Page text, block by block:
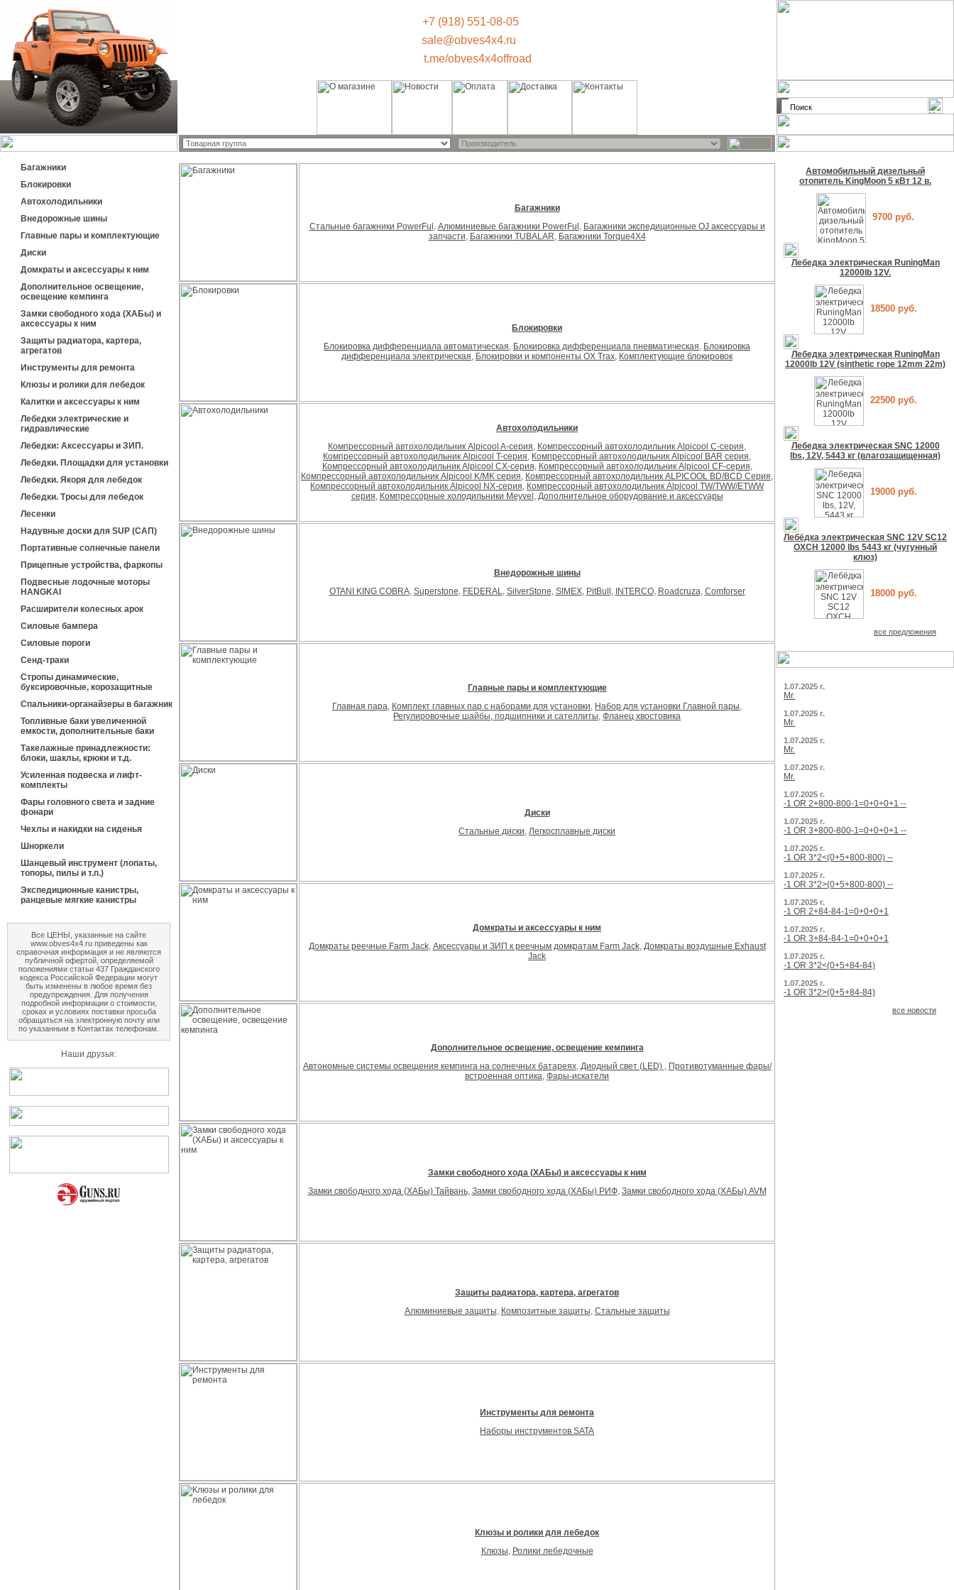
+7 (918) 551-08-05
sale@obves4x4.ru
t.me/obves4x4offroad
Багажники
Блокировки
Автохолодильники
Внедорожные шины
Главные пары и комплектующие
Диски
Домкраты и аксессуары к ним
Дополнительное освещение,
освещение кемпинга
Замки свободного хода (ХАБы) и
аксессуары к ним
Защиты радиатора, картера,
агрегатов
Инструменты для ремонта
Клюзы и ролики для лебедок
Калитки и аксессуары к ним
Лебедки электрические и
гидравлические
Лебедки: Аксессуары и ЗИП.
Лебедки. Площадки для установки
Лебедки. Якоря для лебедок
Лебедки. Тросы для лебедок
Лесенки
Надувные доски для SUP (САП)
Портативные солнечные панели
Прицепные устройства, фаркопы
Подвесные лодочные моторы
HANGKAI
Расширители колесных арок
Силовые бампера
Силовые пороги
Сенд-траки
Стропы динамические,
буксировочные, корозащитные
Спальники-органайзеры в багажник
Топливные баки увеличенной
емкости, дополнительные баки
Такелажные принадлежности:
блоки, шаклы, крюки и т.д.
Усиленная подвеска и лифт-
комплекты
Фары головного света и задние
фонари
Чехлы и накидки на сиденья
Шноркели
Шанцевый инструмент (лопаты,
топоры, пилы и т.п.)
Экспедиционные канистры,
ранцевые мягкие канистры
Все ЦЕНЫ, указанные на сайте
www.obves4x4.ru приведены как
справочная информация и не являются
публичной офертой, определяемой
положениями статьи 437 Гражданского
кодекса Российской Федерации могут
быть изменены в любое время без
предупреждения. Для получения
подробной информации о стоимости,
сроках и условиях поставки просьба
обращаться на электронную почту или
по указанным в Контактах телефонам.
Наши друзья:
Багажники
Стальные багажники PowerFul , Алюминиевые багажники PowerFul , Багажники экспедиционные OJ аксессуары и
запчасти, Багажники TUBALAR, Багажники Torque4X4
Блокировки
Блокировка дифференциала автоматическая, Блокировка дифференциала пневматическая, Блокировка
дифференциала электрическая, Блокировки и компоненты OX Trax, Комплектующие блокировок
Автохолодильники
Компрессорный автохолодильник Alpicool A-серия, Компрессорный автохолодильник Alpicool С-серия,
Компрессорный автохолодильник Alpicool T-серия, Компрессорный автохолодильник Alpicool BAR серия,
Компрессорный автохолодильник Alpicool CX-серия, Компрессорный автохолодильник Alpicool CF-серия,
Компрессорный автохолодильник Alpicool K/MK серия, Компрессорный автохолодильник ALPICOOL BD/BCD Серия,
Компрессорный автохолодильник Alpicool NX-серия, Компрессорный автохолодильник Alpicool TW/TWW/ETWW
серия, Компрессорные холодильники Meyvel , Дополнительное оборудование и аксессуары
Внедорожные шины
OTANI KING COBRA, Superstone, FEDERAL, SilverStone, SIMEX, PitBull , INTERCO, Roadcruza, Comforser
Главные пары и комплектующие
Главная пара, Комплект главных пар c наборами для установки, Набор для установки Главной пары,
Регулировочные шайбы, подшипники и сателлиты, Фланец хвостовика
Диски
Стальные диски, Легкосплавные диски
Домкраты и аксессуары к ним
Домкраты реечные Farm Jack, Аксессуары и ЗИП к реечным домкратам Farm Jack, Домкраты воздушные Exhaust
Jack
Дополнительное освещение, освещение кемпинга
Автономные системы освещения кемпинга на солнечных батареях, Диодный свет (LED) , Противотуманные фары/
встроенная оптика, Фары-искатели
Замки свободного хода (ХАБы) и аксессуары к ним
Замки свободного хода (ХАБы) Тайвань, Замки свободного хода (ХАБы) РИФ, Замки свободного хода (ХАБы) AVM
Защиты радиатора, картера, агрегатов
Алюминиевые защиты, Композитные защиты, Стальные защиты
Инструменты для ремонта
Наборы инструментов SATA
Клюзы и ролики для лебедок
Клюзы, Ролики лебедочные
Автомобильный дизельный
отопитель KingMoon 5 кВт 12 в.
9700 руб.
Лебедка электрическая RuningMan
12000lb 12V.
18500 руб.
Лебедка электрическая RuningMan
12000lb 12V (sinthetic rope 12mm 22m)
22500 руб.
Лебедка электрическая SNC 12000
lbs, 12V, 5443 кг (влагозащищенная)
19000 руб.
Лебёдка электрическая SNC 12V SC12
OXCH 12000 lbs 5443 кг (чугунный
клюз)
18000 руб.
все предложения
1.07.2025 г.
Mr.
1.07.2025 г.
Mr.
1.07.2025 г.
Mr.
1.07.2025 г.
Mr.
1.07.2025 г.
-1 OR 2+800-800-1=0+0+0+1 --
1.07.2025 г.
-1 OR 3+800-800-1=0+0+0+1 --
1.07.2025 г.
-1 OR 3*2<(0+5+800-800) --
1.07.2025 г.
-1 OR 3*2>(0+5+800-800) --
1.07.2025 г.
-1 OR 2+84-84-1=0+0+0+1
1.07.2025 г.
-1 OR 3+84-84-1=0+0+0+1
1.07.2025 г.
-1 OR 3*2<(0+5+84-84)
1.07.2025 г.
-1 OR 3*2>(0+5+84-84)
все новости